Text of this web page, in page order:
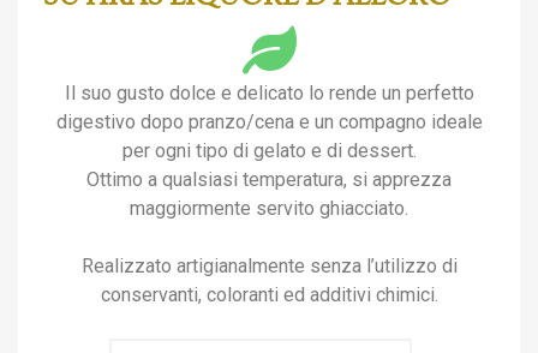
Il suo gusto dolce e delicato lo rende un perfetto
digestivo dopo pranzo/cena e un compagno ideale
per ogni tipo di gelato e di dessert.
Ottimo a qualsiasi temperatura, si apprezza
maggiormente servito ghiacciato.
Realizzato artigianalmente senza l’utilizzo di
conservanti, coloranti ed additivi chimici.